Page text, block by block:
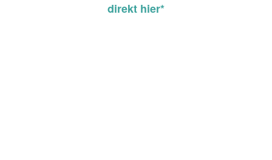
direkt hier*